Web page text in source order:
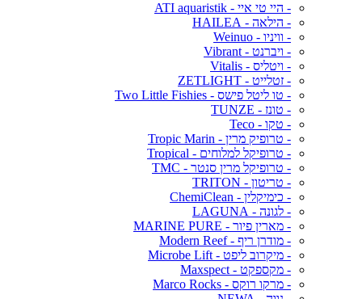
- היי טי איי - ATI aquaristik
- הילאה - HAILEA
- וויניו - Weinuo
- ויברנט - Vibrant
- ויטליס - Vitalis
- זטלייט - ZETLIGHT
- טו ליטל פישס - Two Little Fishies
- טונז - TUNZE
- טקו - Teco
- טרופיק מרין - Tropic Marin
- טרופיקל למלוחים - Tropical
- טרופיקל מרין סנטר - TMC
- טריטון - TRITON
- כימיקלין - ChemiClean
- לגונה - LAGUNA
- מארין פיור - MARINE PURE
- מודרן ריף - Modern Reef
- מיקרוב ליפט - Microbe Lift
- מקספקט - Maxspect
- מרקו רוקס - Marco Rocks